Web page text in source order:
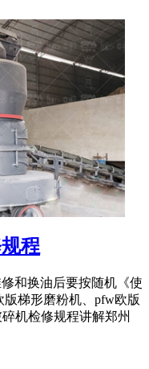
程
和换油后要按随机《使
梯形磨粉机、pfw欧版
机检修规程讲解郑州